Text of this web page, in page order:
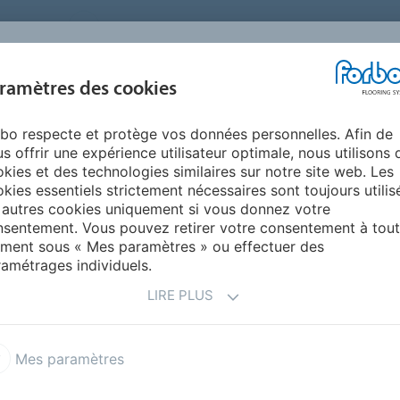
FRANCE
BLOG &
REALISATIONS
FAQ AIDE
FLOTEX|
Flotex®
des cookies
respecte et protège vos données personnelles. Afin de
offrir une expérience utilisateur optimale, nous utilisons
et des technologies similaires sur notre site web. Les
essentiels strictement nécessaires sont toujours
cookies uniquement si vous donnez votre
Vous pouvez retirer votre consentement à tout
sous « Mes paramètres » ou effectuer des
individuels.
LIRE PLUS
Mes paramètres